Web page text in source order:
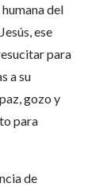
del
ese
para
a su
gozo y
para
de